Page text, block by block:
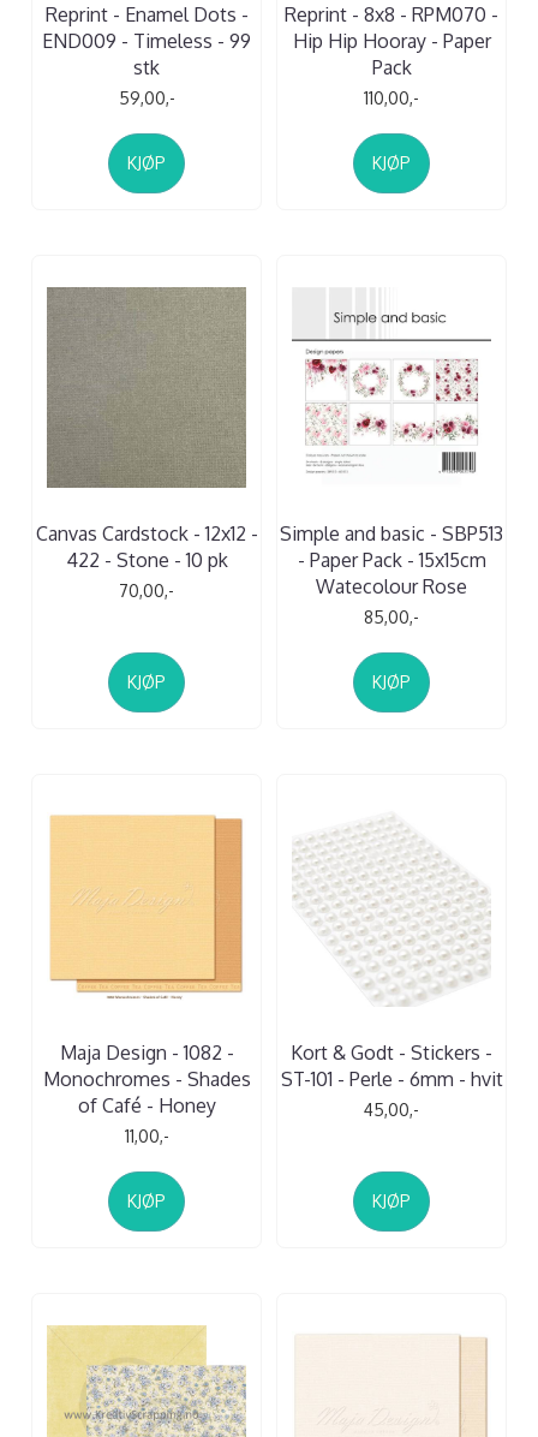
Reprint - Enamel Dots -
END009 - Timeless - 99
stk
59,00,-
KJØP
Reprint - 8x8 - RPM070 -
Hip Hip Hooray - Paper
Pack
110,00,-
KJØP
Canvas Cardstock - 12x12 -
422 - Stone - 10 pk
70,00,-
KJØP
Simple and basic - SBP513
- Paper Pack - 15x15cm
Watecolour Rose
85,00,-
KJØP
Maja Design - 1082 -
Monochromes - Shades
of Café - Honey
11,00,-
KJØP
Kort & Godt - Stickers -
ST-101 - Perle - 6mm - hvit
45,00,-
KJØP